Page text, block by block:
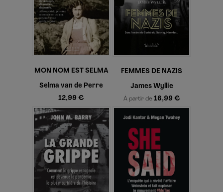
MON NOM EST SELMA
Selma van de Perre
12,99 €
FEMMES DE NAZIS
James Wyllie
À partir de 16,99 €